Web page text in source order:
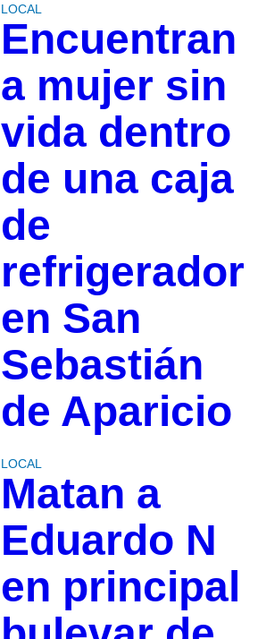
LOCAL
Encuentran
a mujer sin
vida dentro
de una caja
de
refrigerador
en San
Sebastián
de Aparicio
LOCAL
Matan a
Eduardo N
en principal